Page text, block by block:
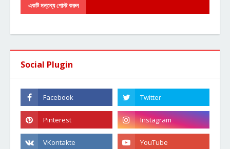
একটি মন্তব্য পোস্ট করুন
Social Plugin